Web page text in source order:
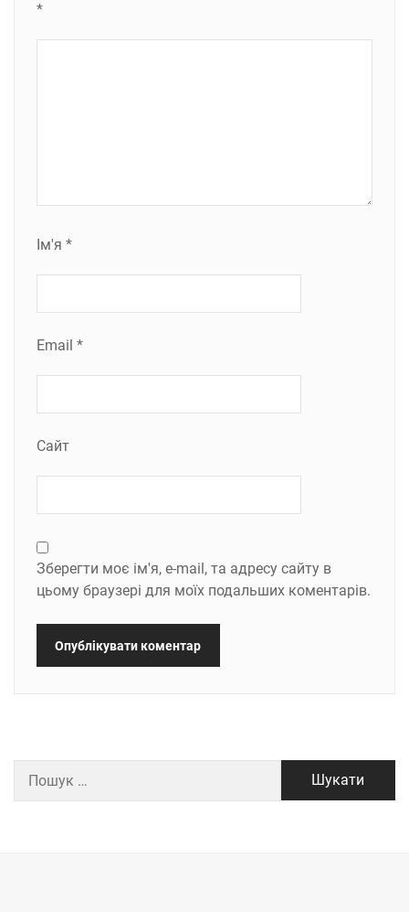
*
Ім'я *
Email *
Сайт
Зберегти моє ім'я, e-mail, та адресу сайту в
цьому браузері для моїх подальших коментарів.